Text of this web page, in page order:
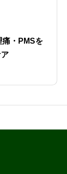
痛・PMSを